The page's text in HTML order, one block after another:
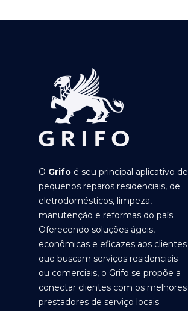
O Grifo é seu principal aplicativo de
pequenos reparos residenciais, de
eletrodomésticos, limpeza,
manutenção e reformas do país.
Oferecendo soluções ágeis,
econômicas e eficazes aos clientes
que buscam serviços residenciais
ou comerciais, o Grifo se propõe a
conectar clientes com os melhores
prestadores de serviço locais.